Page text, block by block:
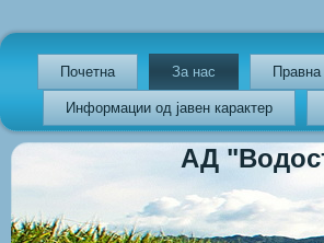
Почетна За нас Правна
Информации од јавен карактер
АД